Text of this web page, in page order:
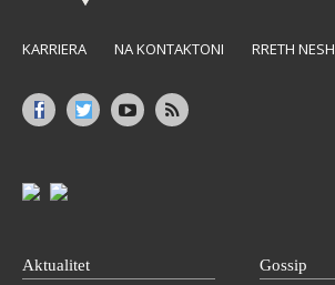
KARRIERA NA KONTAKTONI RRETH NESH
Aktualitet Gossip